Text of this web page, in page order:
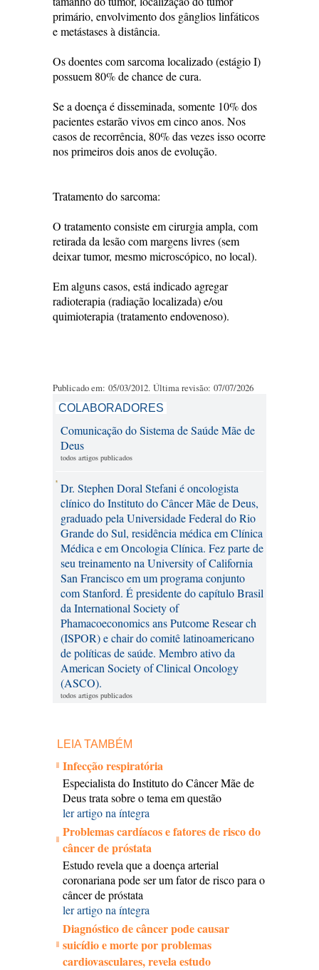
primário, envolvimento dos gânglios linfáticos
e metástases à distância.
Os doentes com sarcoma localizado (estágio I)
possuem 80% de chance de cura.
Se a doença é disseminada, somente 10% dos
pacientes estarão vivos em cinco anos. Nos
casos de recorrência, 80% das vezes isso ocorre
nos primeiros dois anos de evolução.
Tratamento do sarcoma:
O tratamento consiste em cirurgia ampla, com
retirada da lesão com margens livres (sem
deixar tumor, mesmo microscópico, no local).
Em alguns casos, está indicado agregar
radioterapia (radiação localizada) e/ou
quimioterapia (tratamento endovenoso).
Publicado em: 05/03/2012. Última revisão: 07/07/2026
COLABORADORES
Comunicação do Sistema de Saúde Mãe de
Deus
todos artigos publicados
Dr. Stephen Doral Stefani é oncologista
clínico do Instituto do Câncer Mãe de Deus,
graduado pela Universidade Federal do Rio
Grande do Sul, residência médica em Clínica
Médica e em Oncologia Clínica. Fez parte de
seu treinamento na University of California
San Francisco em um programa conjunto
com Stanford. É presidente do capítulo Brasil
da International Society of
Phamacoeconomics ans Putcome Resear ch
(ISPOR) e chair do comitê latinoamericano
de políticas de saúde. Membro ativo da
American Society of Clinical Oncology
(ASCO).
todos artigos publicados
LEIA TAMBÉM
Infecção respiratória
Especialista do Instituto do Câncer Mãe de
Deus trata sobre o tema em questão
ler artigo na íntegra
Problemas cardíacos e fatores de risco do
câncer de próstata
Estudo revela que a doença arterial
coronariana pode ser um fator de risco para o
câncer de próstata
ler artigo na íntegra
Diagnóstico de câncer pode causar
suicídio e morte por problemas
cardiovasculares, revela estudo